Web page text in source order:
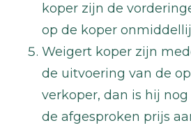
koper zijn de
op de koper
Weigert koper zijn
de uitvoering van de
verkoper, dan is hij
de afgesproken prijs